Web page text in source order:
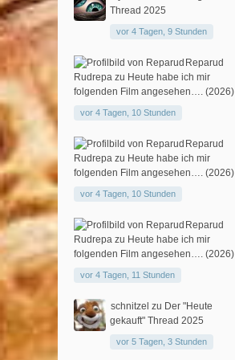
Thread 2025
vor 4 Tagen, 9 Stunden
Reparud
Rudrepa zu Heute habe ich mir
folgenden Film angesehen…. (2026)
vor 4 Tagen, 10 Stunden
Reparud
Rudrepa zu Heute habe ich mir
folgenden Film angesehen…. (2026)
vor 4 Tagen, 10 Stunden
Reparud
Rudrepa zu Heute habe ich mir
folgenden Film angesehen…. (2026)
vor 4 Tagen, 11 Stunden
schnitzel zu Der "Heute
gekauft" Thread 2025
vor 5 Tagen, 3 Stunden